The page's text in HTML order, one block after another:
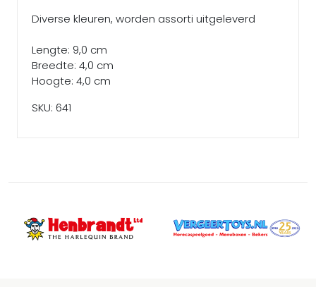
Diverse kleuren, worden assorti uitgeleverd
Lengte: 9,0 cm
Breedte: 4,0 cm
Hoogte: 4,0 cm
SKU: 641